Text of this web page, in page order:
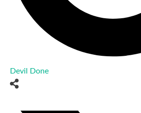
Devil Done